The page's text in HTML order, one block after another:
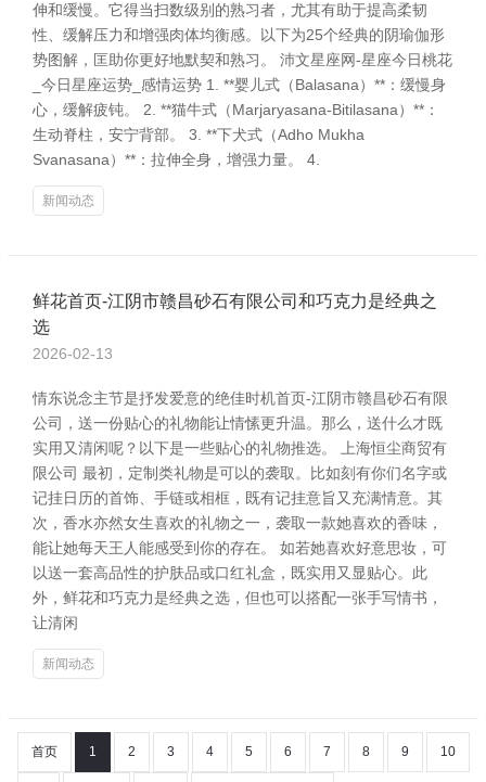
伸和缓慢。它得当扫数级别的熟习者，尤其有助于提高柔韧
性、缓解压力和增强肉体均衡感。以下为25个经典的阴瑜伽形
势图解，匡助你更好地默契和熟习。 沛文星座网-星座今日桃花
_今日星座运势_感情运势 1. **婴儿式（Balasana）**：缓慢身
心，缓解疲钝。 2. **猫牛式（Marjaryasana-Bitilasana）**：
生动脊柱，安宁背部。 3. **下犬式（Adho Mukha
Svanasana）**：拉伸全身，增强力量。 4.
新闻动态
鲜花首页-江阴市赣昌砂石有限公司和巧克力是经典之
选
2026-02-13
情东说念主节是抒发爱意的绝佳时机首页-江阴市赣昌砂石有限
公司，送一份贴心的礼物能让情愫更升温。那么，送什么才既
实用又清闲呢？以下是一些贴心的礼物推选。 上海恒尘商贸有
限公司 最初，定制类礼物是可以的袭取。比如刻有你们名字或
记挂日历的首饰、手链或相框，既有记挂意旨又充满情意。其
次，香水亦然女生喜欢的礼物之一，袭取一款她喜欢的香味，
能让她每天王人能感受到你的存在。 如若她喜欢好意思妆，可
以送一套高品性的护肤品或口红礼盒，既实用又显贴心。此
外，鲜花和巧克力是经典之选，但也可以搭配一张手写情书，
让清闲
新闻动态
首页 1 2 3 4 5 6 7 8 9 10